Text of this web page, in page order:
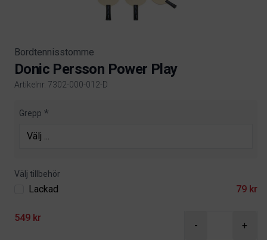
Bordtennisstomme
Donic Persson Power Play
Artikelnr. 7302-000-012-D
Product information
Grepp
Välj tillbehör
Lackad 79 kr
549 kr
- +